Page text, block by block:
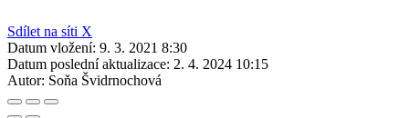
Sdílet na síti X
Datum vložení: 9. 3. 2021 8:30
Datum poslední aktualizace: 2. 4. 2024 10:15
Autor: Soňa Švidrnochová